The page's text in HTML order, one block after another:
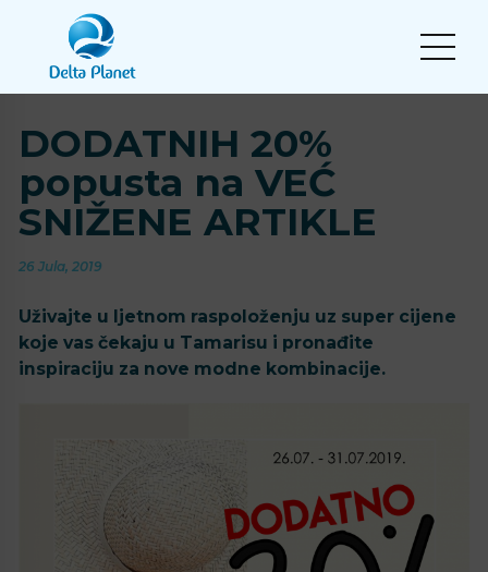
DODATNIH 20%
popusta na VEĆ
SNIŽENE ARTIKLE
26 Jula, 2019
Uživajte u ljetnom raspoloženju uz super cijene
koje vas čekaju u Tamarisu i pronađite
inspiraciju za nove modne kombinacije.